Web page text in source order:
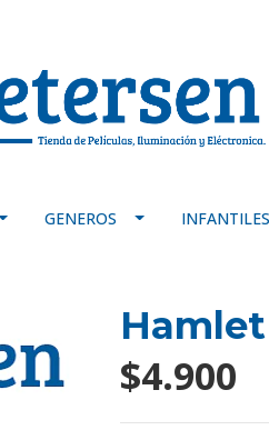
GENEROS INFANTILES
$4.900